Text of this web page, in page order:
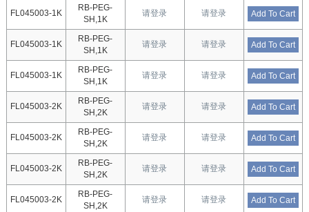
FL045003-1K
RB-PEG-
SH,1K
请登录 请登录 Add To Cart
FL045003-1K
RB-PEG-
SH,1K
请登录 请登录 Add To Cart
FL045003-1K
RB-PEG-
SH,1K
请登录 请登录 Add To Cart
FL045003-2K
RB-PEG-
SH,2K
请登录 请登录 Add To Cart
FL045003-2K
RB-PEG-
SH,2K
请登录 请登录 Add To Cart
FL045003-2K
RB-PEG-
SH,2K
请登录 请登录 Add To Cart
FL045003-2K
RB-PEG-
SH,2K
请登录 请登录 Add To Cart